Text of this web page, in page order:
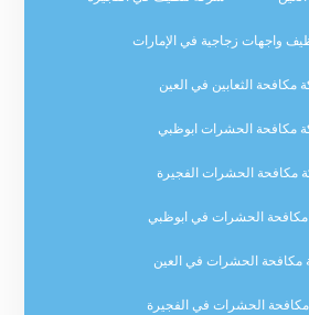
واجهات زجاجية في الإمارات
مكافحة الثعابين في العين
مكافحة الحشرات ابوظبي
مكافحة الحشرات الفجيرة
الحشرات في ابوظبي
مكافحة الحشرات في العين
الحشرات في الفجيرة